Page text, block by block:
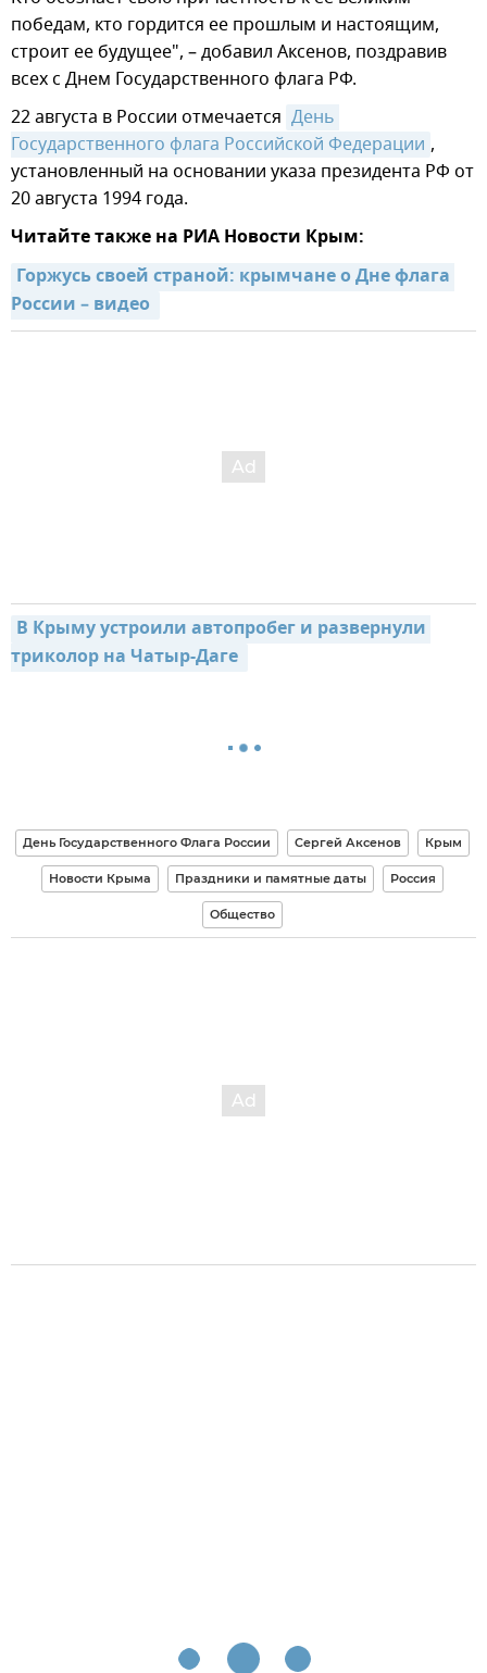
победам, кто гордится ее прошлым и настоящим,
строит ее будущее", – добавил Аксенов, поздравив
всех с Днем Государственного флага РФ.
22 августа в России отмечается День
Государственного флага Российской Федерации ,
установленный на основании указа президента РФ от
20 августа 1994 года.
Читайте также на РИА Новости Крым:
Горжусь своей страной: крымчане о Дне флага
России – видео
В Крыму устроили автопробег и развернули
триколор на Чатыр-Даге
День Государственного Флага России Сергей Аксенов Крым
Новости Крыма Праздники и памятные даты Россия
Общество